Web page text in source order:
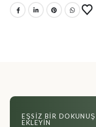
EŞSIZ BIR DOKUNUŞ
EKLEYIN